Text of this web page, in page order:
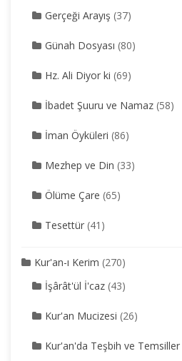
Gerçeği Arayış (37)
Günah Dosyası (80)
Hz. Ali Diyor ki (69)
İbadet Şuuru ve Namaz (58)
İman Öyküleri (86)
Mezhep ve Din (33)
Ölüme Çare (65)
Tesettür (41)
Kur'an-ı Kerim (270)
İşârât'ül İ'caz (43)
Kur'an Mucizesi (26)
Kur'an'da Teşbih ve Temsiller